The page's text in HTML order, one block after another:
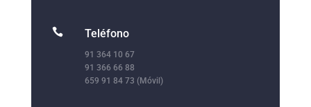
 Teléfono
91 364 10 67
91 366 66 88
659 91 84 73 (Móvil)